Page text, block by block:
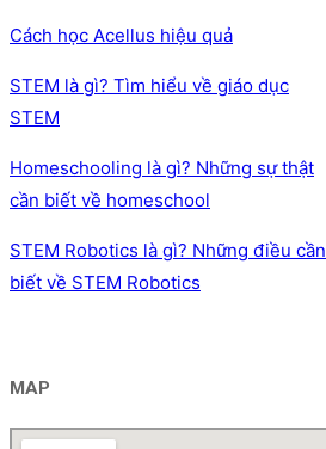
Cách học Acellus hiệu quả
STEM là gì? Tìm hiểu về giáo dục
STEM
Homeschooling là gì? Những sự thật
cần biết về homeschool
STEM Robotics là gì? Những điều cần
biết về STEM Robotics
MAP